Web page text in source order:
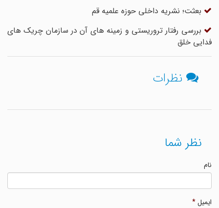
بعثت؛ نشریه داخلی حوزه علمیه قم
بررسی رفتار تروریستی و زمینه های آن در سازمان چریک های
فدایی خلق
نظرات
نظر شما
ایمیل*